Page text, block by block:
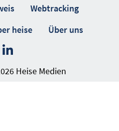
Webtracking
heise Über uns
Heise Medien